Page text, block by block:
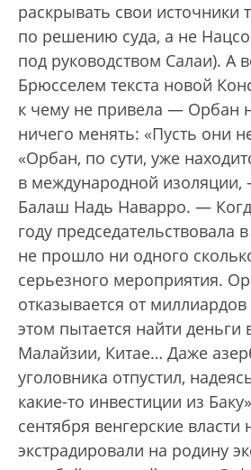
раскрывать свои источники
по решению суда, а не
под руководством Салаи). А
Брюсселем текста новой
к чему не привела — Орбан
ничего менять: «Пусть они
«Орбан, по сути, уже
в международной изоляции,
Балаш Надь Наварро. —
году председательствовала
не прошло ни одного
серьезного мероприятия.
отказывается от
этом пытается найти деньги
Малайзии, Китае… Даже
уголовника отпустил,
какие-то инвестиции из Баку»
сентября венгерские
экстрадировали на родину